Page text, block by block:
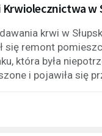
w
krwi w
się remont
która była
i pojawiła się